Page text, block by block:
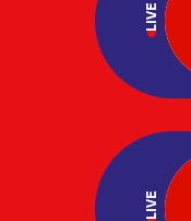
LIVE
LIVE